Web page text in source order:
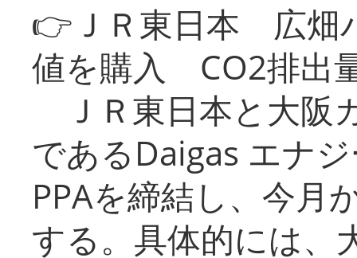
👉ＪＲ東日本 広畑
値を購入 CO2排出
ＪＲ東日本と大阪
であるDaigas エナ
PPAを締結し、今月
する。具体的には、